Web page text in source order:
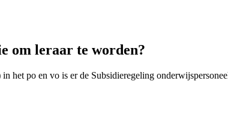
om leraar te worden?
het po en vo is er de Subsidieregeling